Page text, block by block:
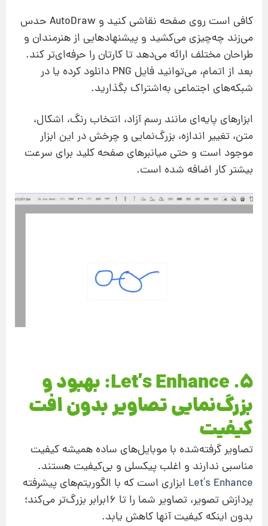
کافی است روی صفحه نقاشی کنید و AutoDraw حدس
می‌زند چه‌چیزی می‌کشید و پیشنهادهایی از هنرمندان و
طراحان مختلف ارائه می‌دهد تا کارتان را حرفه‌ای‌تر کند.
بعد از اتمام، می‌توانید فایل PNG دانلود کرده یا در
شبکه‌های اجتماعی به‌اشتراک بگذارید.
ابزارهای پایه‌ای مانند رسم آزاد، انتخاب رنگ، اشکال،
متن، تغییر اندازه، بزرگ‌نمایی و چرخش در این ابزار
موجود است و حتی میانبرهای صفحه کلید برای سرعت
بیشتر کار اضافه شده است.
۵. Let’s Enhance: بهبود و
بزرگ‌نمایی تصاویر بدون افت
کیفیت
تصاویر گرفته‌شده با موبایل‌های ساده همیشه کیفیت
مناسبی ندارند و اغلب پیکسلی و بی‌کیفیت هستند.
Let’s Enhance ابزاری است که با الگوریتم‌های پیشرفته
پردازش تصویر، تصاویر شما را تا ۱۶برابر بزرگ‌تر می‌کند؛
بدون اینکه کیفیت آنها کاهش یابد.